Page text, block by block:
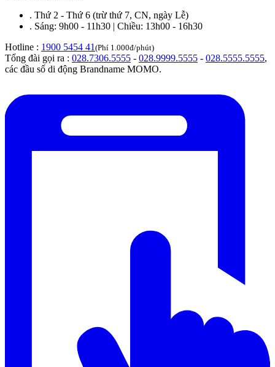
. Thứ 2 - Thứ 6 (trừ thứ 7, CN, ngày Lễ)
. Sáng: 9h00 - 11h30 | Chiều: 13h00 - 16h30
Hotline : 1900 5454 41 (Phí 1.000đ/phút)
Tổng đài gọi ra : 028.7306.5555 - 028.9999.5555 - 028.5555.5555,
các đầu số di động Brandname MOMO.